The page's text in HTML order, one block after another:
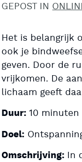
GEPOST IN
Het is belangrijk
ook je
geven. Door de
vrijkomen. De
lichaam geeft
Duur:10 minuten
Doel:
Omschrijving: In